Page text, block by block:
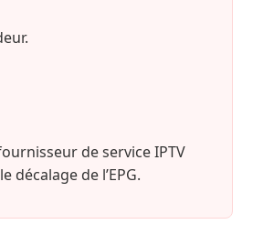
de service IPTV
décalage de l’EPG.